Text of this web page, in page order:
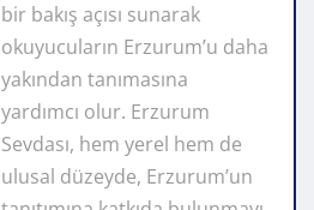
bir bakış açısı sunarak
okuyucuların Erzurum’u daha
yakından tanımasına
yardımcı olur. Erzurum
Sevdası, hem yerel hem de
ulusal düzeyde, Erzurum’un